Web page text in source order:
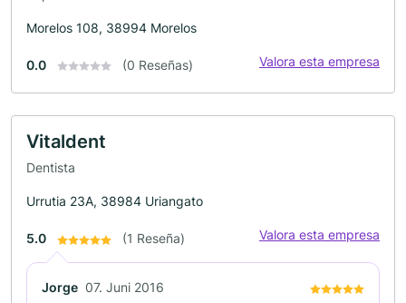
Morelos 108, 38994 Morelos
0.0 (0 Reseñas) Valora esta empresa
Vitaldent
Dentista
Urrutia 23A, 38984 Uriangato
5.0 (1 Reseña) Valora esta empresa
Jorge 07. Juni 2016